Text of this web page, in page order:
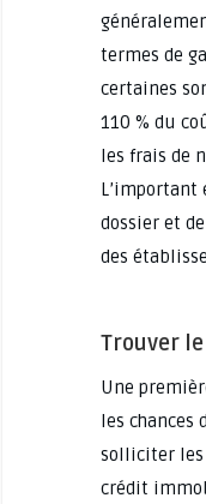
termes de
certaines
110 % du
les frais de
L’important
dossier et
des
Trouver
Une
les chances
solliciter les
crédit